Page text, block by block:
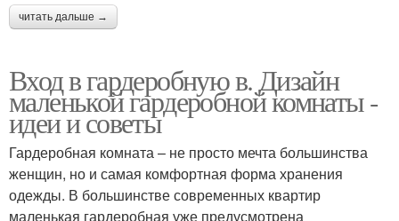
читать дальше →
Вход в гардеробную в. Дизайн
маленькой гардеробной комнаты -
идеи и советы
Гардеробная комната – не просто мечта большинства
женщин, но и самая комфортная форма хранения
одежды. В большинстве современных квартир
маленькая гардеробная уже предусмотрена